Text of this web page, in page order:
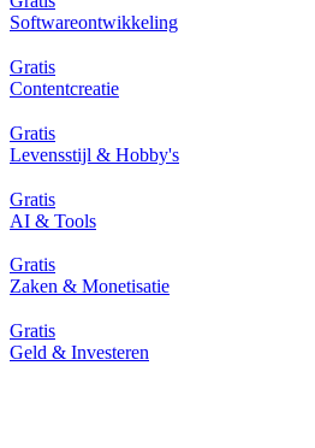
Softwareontwikkeling
Gratis
Contentcreatie
Gratis
Levensstijl & Hobby's
Gratis
AI & Tools
Gratis
Zaken & Monetisatie
Gratis
Geld & Investeren